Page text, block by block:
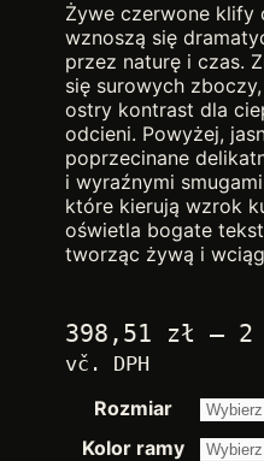
Żywe czerwone klify
wznoszą się
przez naturę i czas.
się surowych
ostry kontrast dla
odcieni. Powyżej,
poprzecinane
i wyraźnymi
które kierują wzrok
oświetla bogate
tworząc żywą i
398,51 zł – 2
vč. DPH
Rozmiar
Kolor ramy